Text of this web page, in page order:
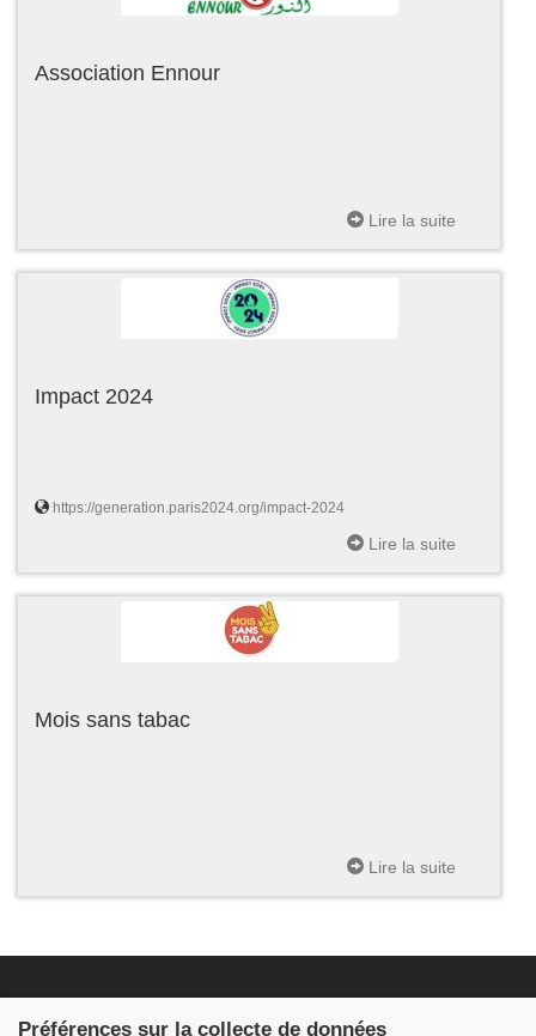
Association Ennour
Lire la suite
Impact 2024
https://generation.paris2024.org/impact-2024
Lire la suite
Mois sans tabac
Lire la suite
Préférences sur la collecte de données